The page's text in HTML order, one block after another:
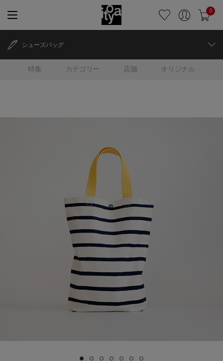
0
特集 カテゴリー 店舗 オリジナル
シューズバッグ